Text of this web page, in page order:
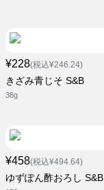
¥228(税込¥246.24)
きざみ青じそ S&B
38g
¥458(税込¥494.64)
ゆずぽん酢おろし S&B